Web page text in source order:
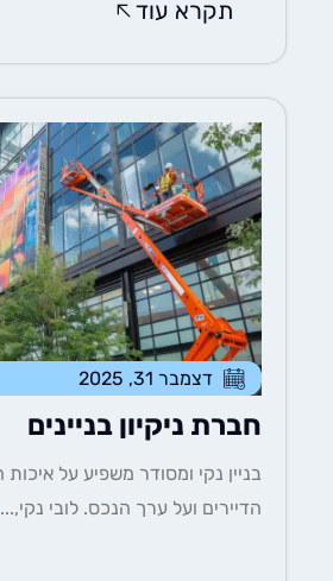
תקרא עוד
דצמבר 31, 2025
חברת ניקיון בניינים
בניין נקי ומסודר משפיע על איכות החיים של
הדיירים ועל ערך הנכס. לובי נקי,....